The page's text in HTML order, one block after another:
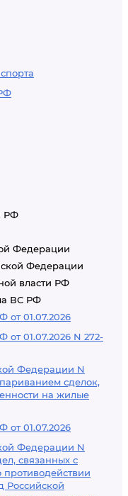
РФ
Федерации
Федерации
власти РФ
ВС РФ
от 01.07.2026
01.07.2026 N 272-
Федерации N
сделок,
на жилые
от 01.07.2026
Федерации N
связанных с
противодействии
Российской